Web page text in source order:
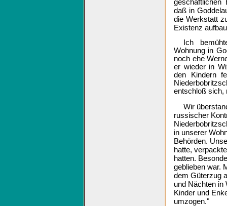
geschäftlichen
daß in
die Werkstatt
Existenz
Ich
Wohnung in
noch ehe
er wieder in
den Kindern
entschloß sich,
Wir
russischer
in unserer
Behörden.
hatte,
hatten.
geblieben war.
dem Güterzug
und Nächten in
Kinder und
umzogen."